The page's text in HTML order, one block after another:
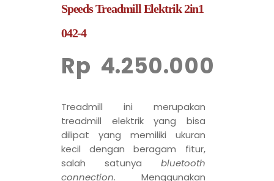
Speeds Treadmill Elektrik 2in1
042-4
Rp 4.250.000
Treadmill ini merupakan
treadmill elektrik yang bisa
dilipat yang memiliki ukuran
kecil dengan beragam fitur,
salah satunya bluetooth
connection. Menggunakan